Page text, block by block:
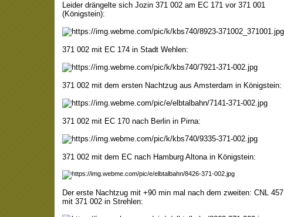
Leider drängelte sich Jozin 371 002 am EC 171 vor 371 001
(Königstein):
371 002 mit EC 174 in Stadt Wehlen:
371 002 mit dem ersten Nachtzug aus Amsterdam in Königstein:
371 002 mit EC 170 nach Berlin in Pirna:
371 002 mit dem EC nach Hamburg Altona in Königstein:
Der erste Nachtzug mit +90 min mal nach dem zweiten: CNL 457
mit 371 002 in Strehlen: